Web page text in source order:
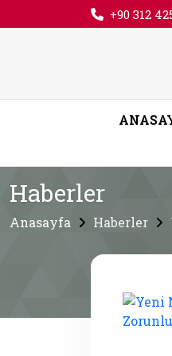
+90 312
Haberler
Anasayfa Haberler